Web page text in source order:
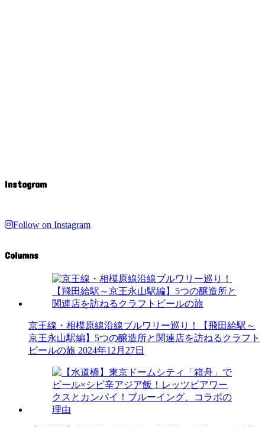
Instagram
Follow on Instagram
Columns
京王線・相模原線沿線ブルワリー巡り！【飛田給駅～
京王永山駅編】5つの醸造所と関連店を訪ねるクラフト
ビールの旅 2024年12月27日